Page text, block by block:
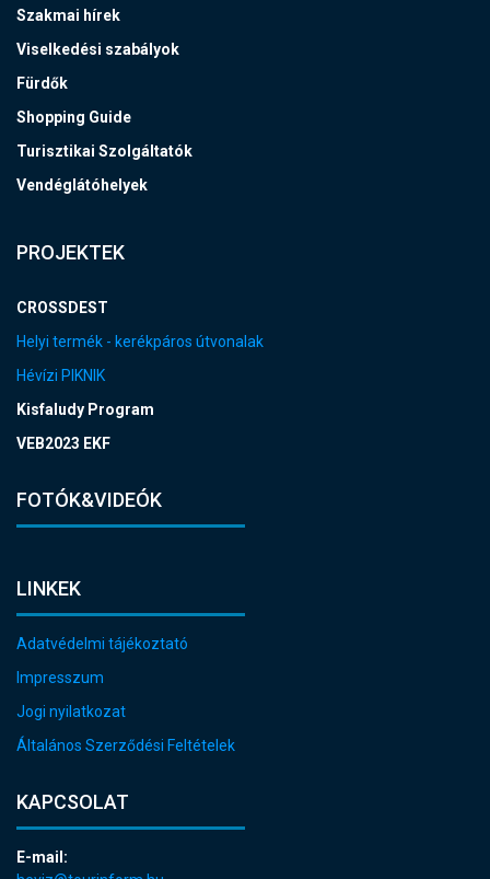
Szakmai hírek
Viselkedési szabályok
Fürdők
Shopping Guide
Turisztikai Szolgáltatók
Vendéglátóhelyek
PROJEKTEK
CROSSDEST
Helyi termék - kerékpáros útvonalak
Hévízi PIKNIK
Kisfaludy Program
VEB2023 EKF
FOTÓK&VIDEÓK
LINKEK
Adatvédelmi tájékoztató
Impresszum
Jogi nyilatkozat
Általános Szerződési Feltételek
KAPCSOLAT
E-mail: